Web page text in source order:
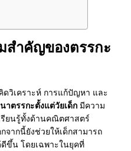
สำคัญของตรรกะ
ดวิเคราะห์ การแก้ปัญหา และ
าตรรกะตั้งแต่วัยเด็ก มีความ
รียนรู้ทั้งด้านคณิตศาสตร์
ากนี้ยังช่วยให้เด็กสามารถ
ขึ้น โดยเฉพาะในยุคที่